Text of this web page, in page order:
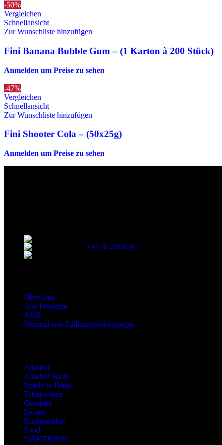
-50%
Vergleichen
Schnellansicht
Zur Wunschliste hinzufügen
Fini Banana Bubble Gum – (1 Karton à 200 Stück)
Anmelden um Preise zu sehen
-47%
Vergleichen
Schnellansicht
Zur Wunschliste hinzufügen
Fini Shooter Cola – (50x25g)
Anmelden um Preise zu sehen
+41 78 230 66 66
Über Uns
Alle Produkte
AGB
Versand und Zahlungsbedingungen
Alkohol
Alkohol Shots
Ready to Drink
Tabakwaren
Getränke
Sweets
Kinderartikel
Food
%AKTION%